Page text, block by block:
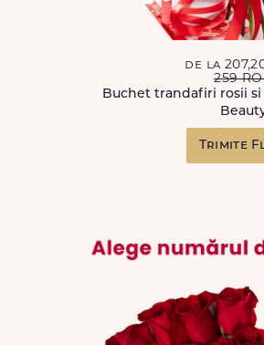
de la
259
Buchet trandafiri rosii
Trimite